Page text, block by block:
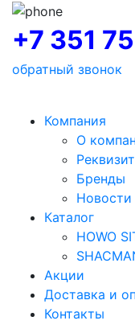
+7 351
обратный звонок
Компания
О
Бренды
Новости
Каталог
HOWO
Акции
Доставка и
Контакты